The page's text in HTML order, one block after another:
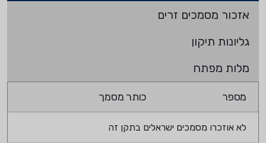
אזכור מסמכים זרים
גליונות תיקון
מלות מפתח
מספר כותר מסמך
לא אוזכרו מסמכים ישראלים בתקן זה